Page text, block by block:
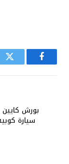
فيسبوك
بورش
سيارة